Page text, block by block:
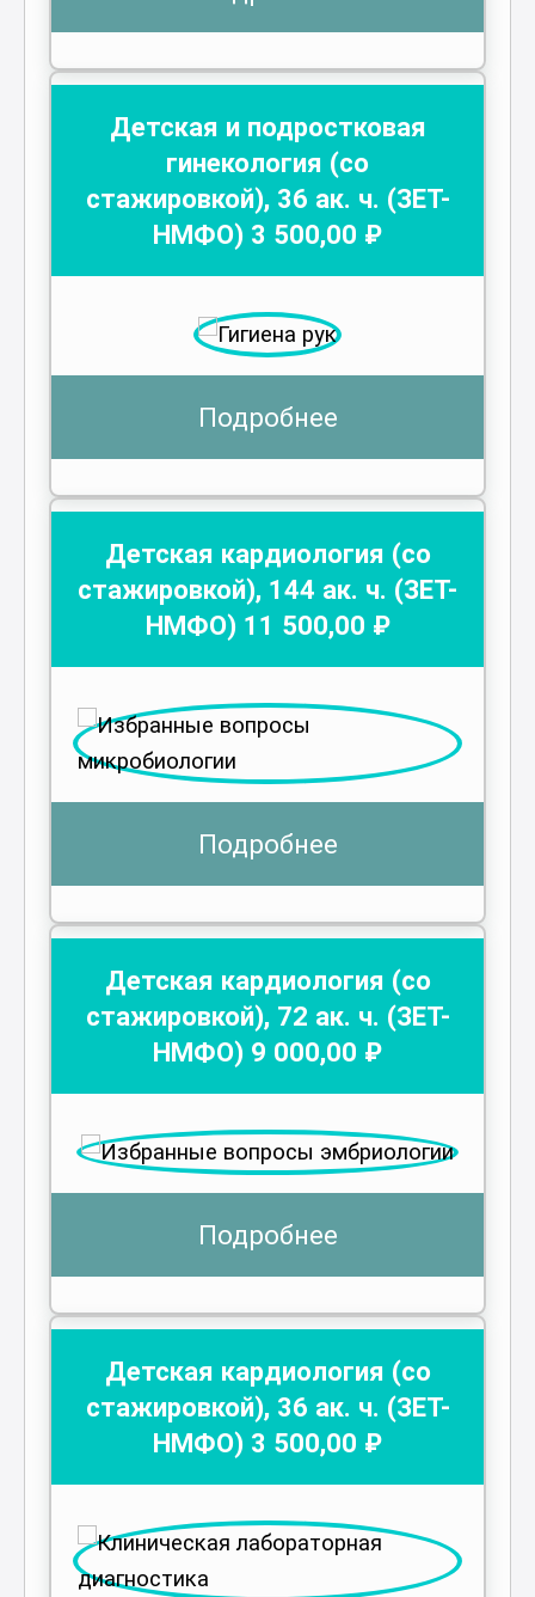
Детская и подростковая
гинекология (со
стажировкой), 36 ак. ч. (ЗЕТ-
НМФО) 3 500,00 ₽
Подробнее
Детская кардиология (со
стажировкой), 144 ак. ч. (ЗЕТ-
НМФО) 11 500,00 ₽
Подробнее
Детская кардиология (со
стажировкой), 72 ак. ч. (ЗЕТ-
НМФО) 9 000,00 ₽
Подробнее
Детская кардиология (со
стажировкой), 36 ак. ч. (ЗЕТ-
НМФО) 3 500,00 ₽